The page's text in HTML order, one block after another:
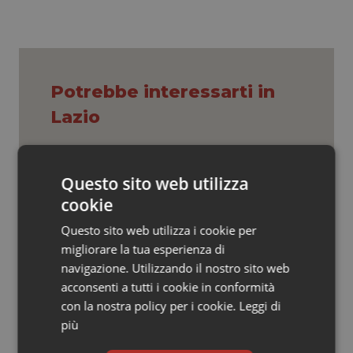
Veneto
Oncoematologia
Oncologia & Nutrizione
Psoriasi & pelle
Quotidiano Chirurgia
Quotidiano Oncologia
Quotidiano Pediatria
Rene & patologie urogenitali
Potrebbe interessarti in
Lazio
Decaro accelera su 118, liste d’attesa
e conti
Trapianto di cornea ad altissimo
rischio. Al Bambino Gesù intervento
riuscito grazie a una task force di 6
specialità
Farmaci. Puglia, dal 3 agosto alert
Questo sito web utilizza
cookie
Questo sito web utilizza i cookie per
migliorare la tua esperienza di
navigazione. Utilizzando il nostro sito web
acconsenti a tutti i cookie in conformità
con la nostra policy per i cookie. Leggi di
più